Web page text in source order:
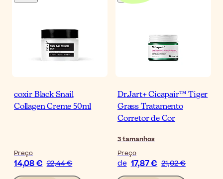
coxir Black Snail
Collagen Creme 50ml
Preço
14,08 € 22,44 €
Dr.Jart+ Cicapair™ Tiger
Grass Tratamento
Corretor de Cor
3tamanhos
Preço
de 17,87 € 21,02 €